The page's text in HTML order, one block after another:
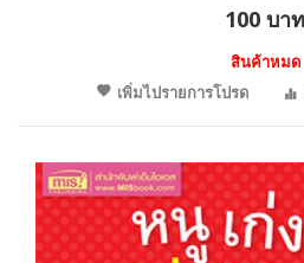
100 บาท
สินค้าหมด
เพิ่มไปรายการโปรด